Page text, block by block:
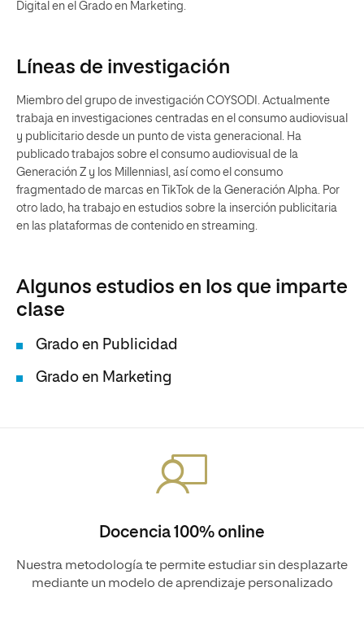
Digital en el Grado en Marketing.
Líneas de investigación
Miembro del grupo de investigación COYSODI. Actualmente
trabaja en investigaciones centradas en el consumo audiovisual
y publicitario desde un punto de vista generacional. Ha
publicado trabajos sobre el consumo audiovisual de la
Generación Z y los Millenniasl, así como el consumo
fragmentado de marcas en TikTok de la Generación Alpha. Por
otro lado, ha trabajo en estudios sobre la inserción publicitaria
en las plataformas de contenido en streaming.
Algunos estudios en los que imparte
clase
Grado en Publicidad
Grado en Marketing
Docencia 100% online
Nuestra metodología te permite estudiar sin desplazarte
mediante un modelo de aprendizaje personalizado